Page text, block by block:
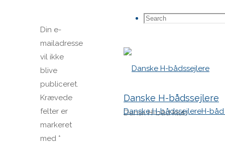
Search
Search
Danske H-bådssejlere
Dansk H-båd klub
Danske H-bådssejlereH-
Din e-
mailadresse
vil ikke
blive
publiceret.
Krævede
felter er
markeret
med *